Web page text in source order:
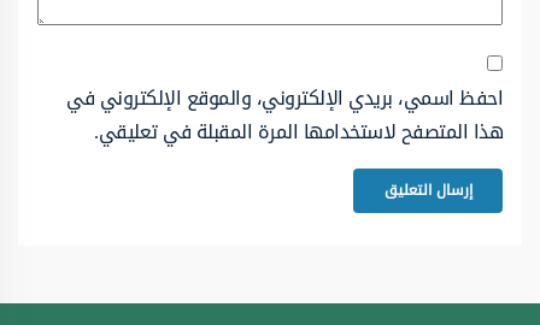
احفظ اسمي، بريدي الإلكتروني، والموقع الإلكتروني في
هذا المتصفح لاستخدامها المرة المقبلة في تعليقي.